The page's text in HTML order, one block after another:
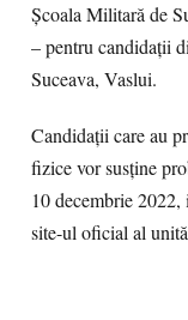
Școala Militară de
– pentru candidații
Suceava, Vaslui.
Candidații care au
fizice vor susține
10 decembrie
site-ul oficial al